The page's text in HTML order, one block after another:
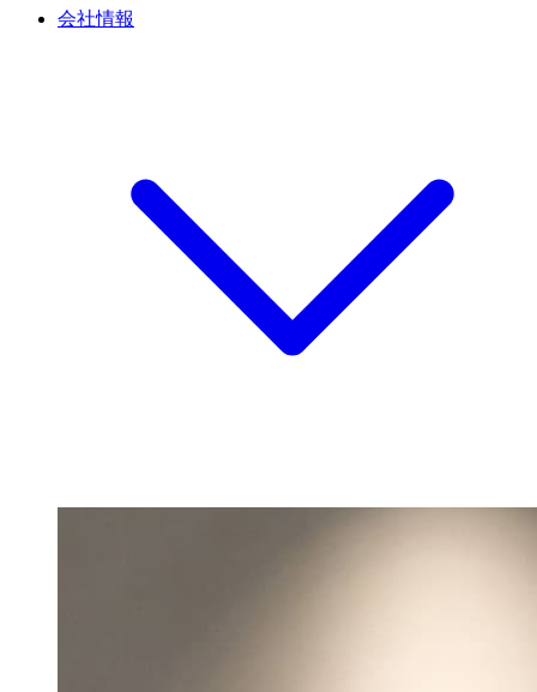
会社情報